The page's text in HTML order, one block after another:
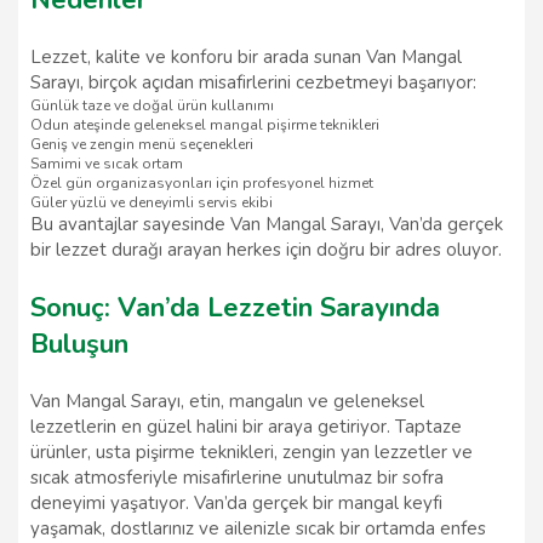
Lezzet, kalite ve konforu bir arada sunan Van Mangal
Sarayı, birçok açıdan misafirlerini cezbetmeyi başarıyor:
Günlük taze ve doğal ürün kullanımı
Odun ateşinde geleneksel mangal pişirme teknikleri
Geniş ve zengin menü seçenekleri
Samimi ve sıcak ortam
Özel gün organizasyonları için profesyonel hizmet
Güler yüzlü ve deneyimli servis ekibi
Bu avantajlar sayesinde Van Mangal Sarayı, Van’da gerçek
bir lezzet durağı arayan herkes için doğru bir adres oluyor.
Sonuç: Van’da Lezzetin Sarayında
Buluşun
Van Mangal Sarayı, etin, mangalın ve geleneksel
lezzetlerin en güzel halini bir araya getiriyor. Taptaze
ürünler, usta pişirme teknikleri, zengin yan lezzetler ve
sıcak atmosferiyle misafirlerine unutulmaz bir sofra
deneyimi yaşatıyor. Van’da gerçek bir mangal keyfi
yaşamak, dostlarınız ve ailenizle sıcak bir ortamda enfes